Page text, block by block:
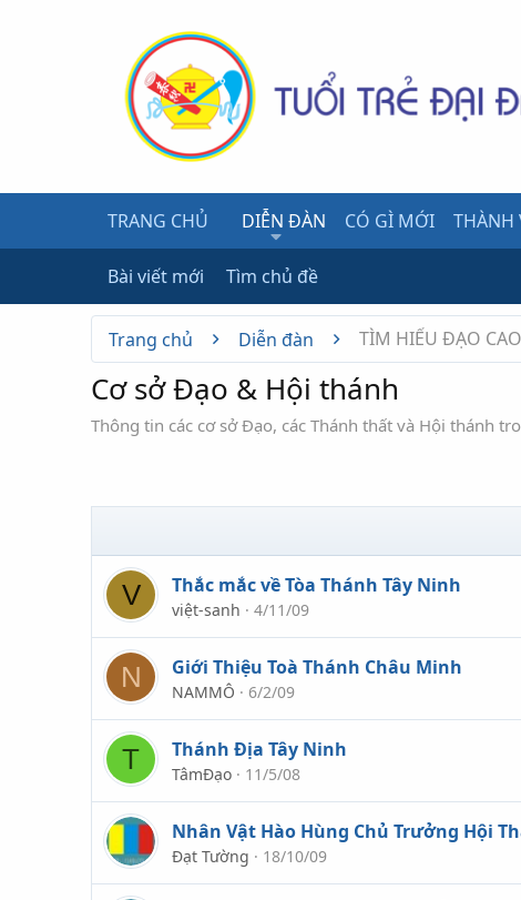
TRANG CHỦ DIỄN ĐÀN CÓ GÌ MỚI THÀNH
Bài viết mới Tìm chủ đề
Trang chủ Diễn đàn TÌM HIỂU ĐẠO
Cơ sở Đạo & Hội thánh
Thông tin các cơ sở Đạo, các Thánh thất và Hội thánh
V Thắc mắc về Tòa Thánh Tây Ninh
việt-sanh 4/11/09
N Giới Thiệu Toà Thánh Châu Minh
NAMMÔ 6/2/09
T Thánh Địa Tây Ninh
TâmĐạo 11/5/08
Nhân Vật Hào Hùng Chủ Trưởng Hội
Đạt Tường 18/10/09